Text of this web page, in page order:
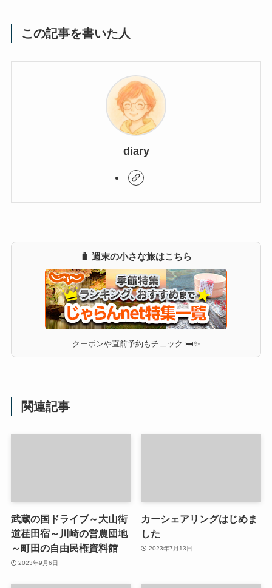
この記事を書いた人
diary
🧳 週末の小さな旅はこちら
クーポンや直前予約もチェック 🛏✨
関連記事
武蔵の国ドライブ～大山街
道荏田宿～川崎の営農団地
～町田の自由民権資料館
2023年9月6日
カーシェアリングはじめま
した
2023年7月13日